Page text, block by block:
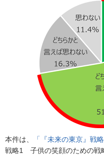
本件は、 「『未来の東京』戦略
戦略1 子供の笑顔のための戦